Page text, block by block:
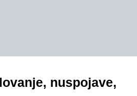
nuspojave,